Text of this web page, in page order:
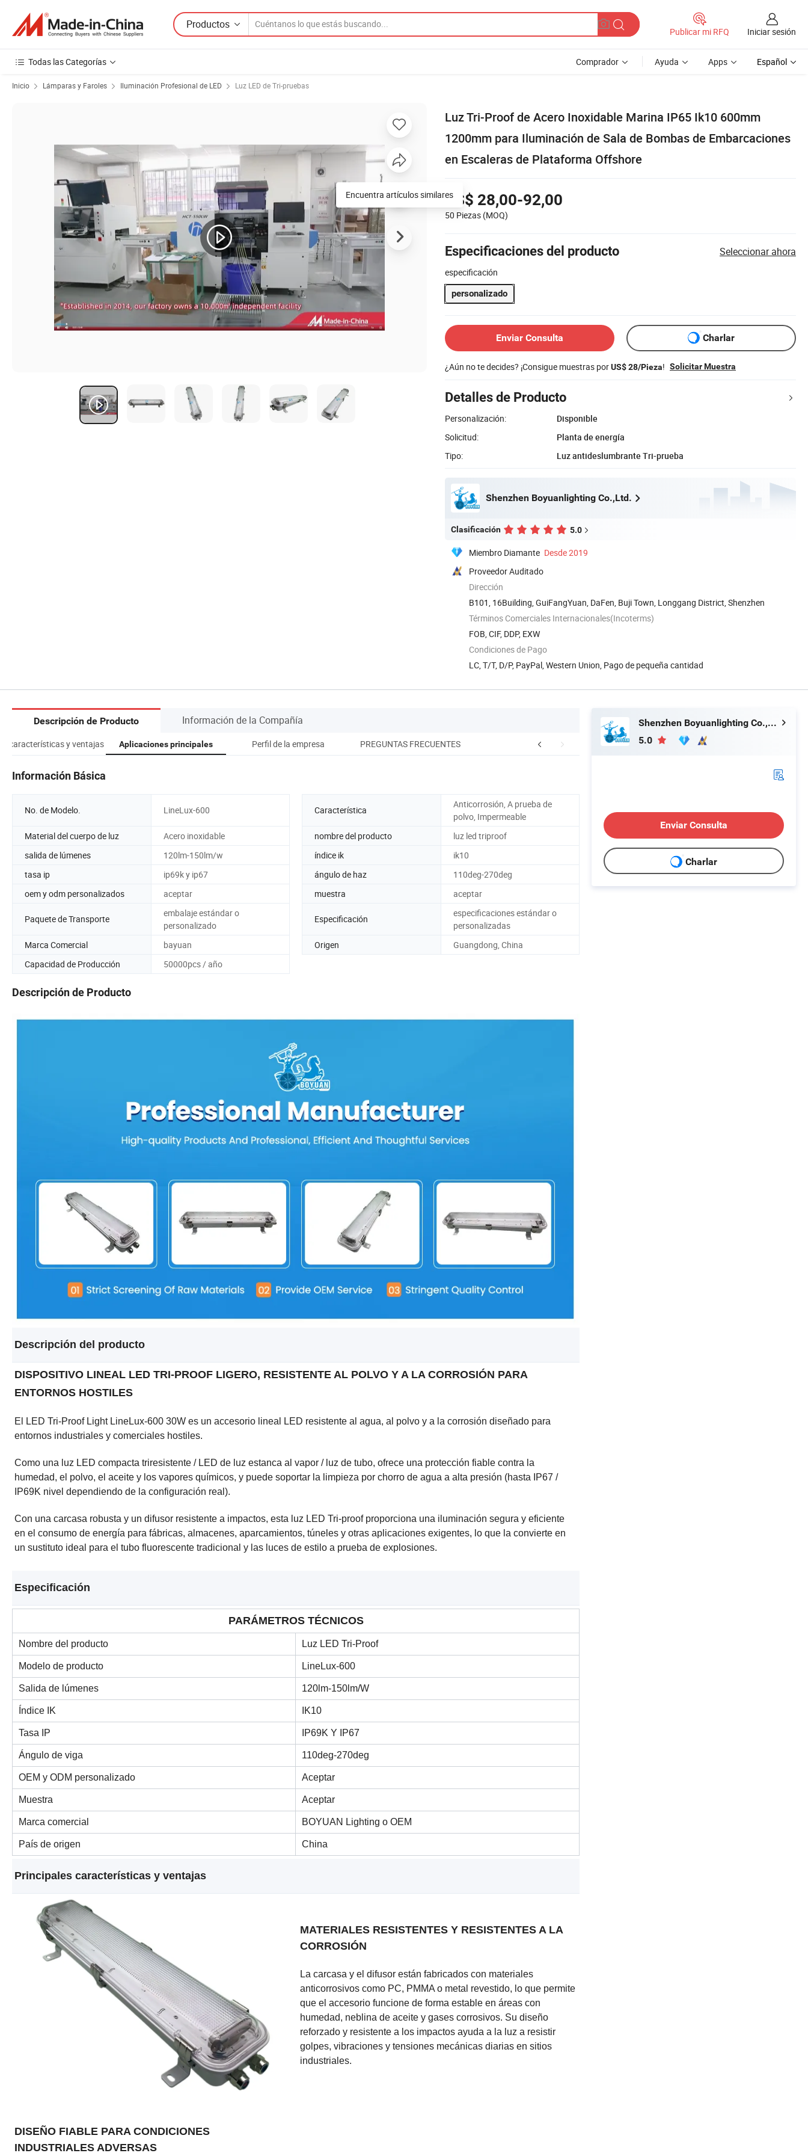
Productos
Publicar mi RFQ Iniciar sesión
Todas las Categorías Comprador Ayuda Apps Español
Inicio Lámparas y Faroles Iluminación Profesional de LED Luz LED de Tri-pruebas
Luz Tri-Proof de Acero Inoxidable Marina IP65 Ik10 600mm
1200mm para Iluminación de Sala de Bombas de Embarcaciones
en Escaleras de Plataforma Offshore
US$ 28,00-92,00
50 Piezas (MOQ)
Especificaciones del producto Seleccionar ahora
especificación
personalizado
Enviar Consulta Charlar
¿Aún no te decides? ¡Consigue muestras porUS$ 28/Pieza! Solicitar Muestra
Detalles de Producto
Personalización:
Disponible
Solicitud:
Planta de energía
Tipo:
Luz antideslumbrante Tri-prueba
Shenzhen Boyuanlighting Co.,Ltd.
Clasificación 5.0
Miembro Diamante Desde 2019
Proveedor Auditado
Dirección
B101, 16Building, GuiFangYuan, DaFen, Buji Town, Longgang District, Shenzhen
Términos Comerciales Internacionales(Incoterms)
FOB, CIF, DDP, EXW
Condiciones de Pago
LC, T/T, D/P, PayPal, Western Union, Pago de pequeña cantidad
Encuentra artículos similares
Descripción de Producto Información de la Compañía
características y ventajas Aplicaciones principales Perfil de la empresa PREGUNTAS FRECUENTES
Información Básica
No. de Modelo. LineLux-600 Característica
Anticorrosión, A prueba de
polvo, Impermeable
Material del cuerpo de luz
Acero inoxidable nombre del producto
luz led triproof
salida de lúmenes
120lm-150lm/w índice ik
ik10
tasa ip
ip69k y ip67 ángulo de haz
110deg-270deg
oem y odm personalizados
aceptar muestra aceptar
Paquete de Transporte
embalaje estándar o
personalizado
Especificación
especificaciones estándar o
personalizadas
Marca Comercial
bayuan Origen
Guangdong, China
Capacidad de Producción
50000pcs / año
Descripción de Producto
Descripción del producto
DISPOSITIVO LINEAL LED TRI-PROOF LIGERO, RESISTENTE AL POLVO Y A LA CORROSIÓN PARA
ENTORNOS HOSTILES
El LED Tri-Proof Light LineLux-600 30W es un accesorio lineal LED resistente al agua, al polvo y a la corrosión diseñado para
entornos industriales y comerciales hostiles.
Como una luz LED compacta triresistente / LED de luz estanca al vapor / luz de tubo, ofrece una protección fiable contra la
humedad, el polvo, el aceite y los vapores químicos, y puede soportar la limpieza por chorro de agua a alta presión (hasta IP67 /
IP69K nivel dependiendo de la configuración real).
Con una carcasa robusta y un difusor resistente a impactos, esta luz LED Tri-proof proporciona una iluminación segura y eficiente
en el consumo de energía para fábricas, almacenes, aparcamientos, túneles y otras aplicaciones exigentes, lo que la convierte en
un sustituto ideal para el tubo fluorescente tradicional y las luces de estilo a prueba de explosiones.
Especificación
PARÁMETROS TÉCNICOS
Nombre del producto Luz LED Tri-Proof
Modelo de producto LineLux-600
Salida de lúmenes 120lm-150lm/W
Índice IK IK10
Tasa IP IP69K Y IP67
Ángulo de viga 110deg-270deg
OEM y ODM personalizado Aceptar
Muestra Aceptar
Marca comercial BOYUAN Lighting o OEM
País de origen China
Principales características y ventajas
MATERIALES RESISTENTES Y RESISTENTES A LA
CORROSIÓN
La carcasa y el difusor están fabricados con materiales
anticorrosivos como PC, PMMA o metal revestido, lo que permite
que el accesorio funcione de forma estable en áreas con
humedad, neblina de aceite y gases corrosivos. Su diseño
reforzado y resistente a los impactos ayuda a la luz a resistir
golpes, vibraciones y tensiones mecánicas diarias en sitios
industriales.
DISEÑO FIABLE PARA CONDICIONES
INDUSTRIALES ADVERSAS
Shenzhen Boyuanlighting Co.,Ltd.
5.0
Enviar Consulta
Charlar